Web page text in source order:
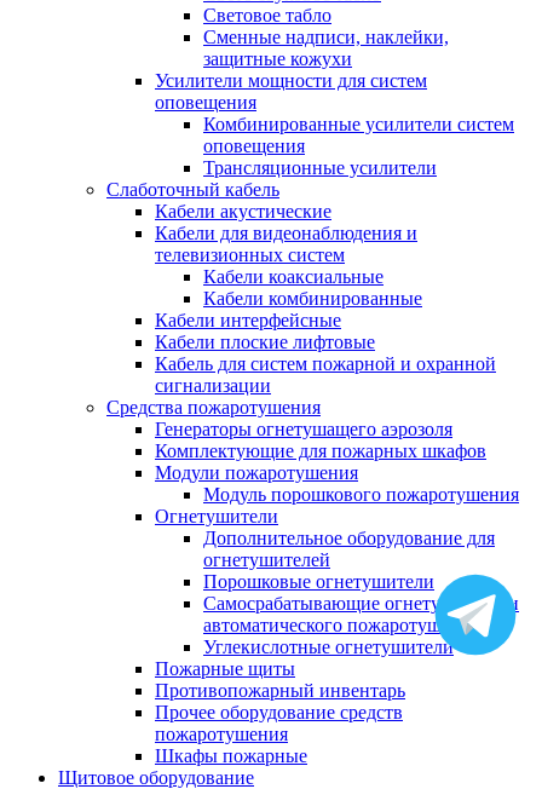
Световое табло
Сменные надписи, наклейки,
защитные кожухи
Усилители мощности для систем
оповещения
Комбинированные усилители систем
оповещения
Трансляционные усилители
Слаботочный кабель
Кабели акустические
Кабели для видеонаблюдения и
телевизионных систем
Кабели коаксиальные
Кабели комбинированные
Кабели интерфейсные
Кабели плоские лифтовые
Кабель для систем пожарной и охранной
сигнализации
Средства пожаротушения
Генераторы огнетушащего аэрозоля
Комплектующие для пожарных шкафов
Модули пожаротушения
Модуль порошкового пожаротушения
Огнетушители
Дополнительное оборудование для
огнетушителей
Порошковые огнетушители
Самосрабатывающие огнетушители и
автоматического пожаротушения
Углекислотные огнетушители
Пожарные щиты
Противопожарный инвентарь
Прочее оборудование средств
пожаротушения
Шкафы пожарные
Щитовое оборудование